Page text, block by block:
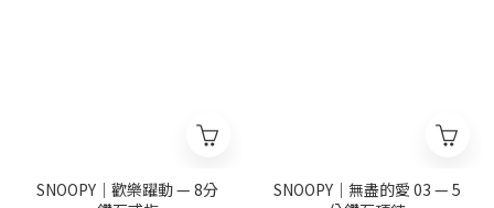
SNOOPY｜歡樂躍動 — 8分
SNOOPY｜無盡的愛 03 — 5